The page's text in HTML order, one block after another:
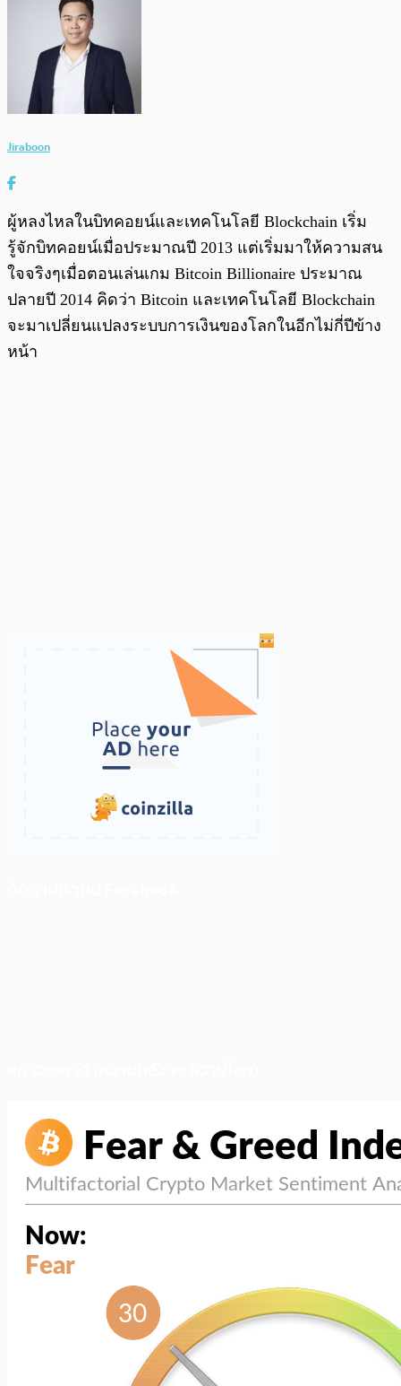
Jiraboon
ผู้หลงไหลในบิทคอยน์และเทคโนโลยี Blockchain เริ่ม
รู้จักบิทคอยน์เมื่อประมาณปี 2013 แต่เริ่มมาให้ความสน
ใจจริงๆเมื่อตอนเล่นเกม Bitcoin Billionaire ประมาณ
ปลายปี 2014 คิดว่า Bitcoin และเทคโนโลยี Blockchain
จะมาเปลี่ยนแปลงระบบการเงินของโลกในอีกไม่กี่ปีข้าง
หน้า